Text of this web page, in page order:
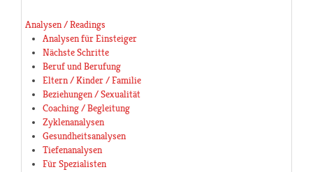
Analysen / Readings
Analysen für Einsteiger
Nächste Schritte
Beruf und Berufung
Eltern / Kinder / Familie
Beziehungen / Sexualität
Coaching / Begleitung
Zyklenanalysen
Gesundheitsanalysen
Tiefenanalysen
Für Spezialisten